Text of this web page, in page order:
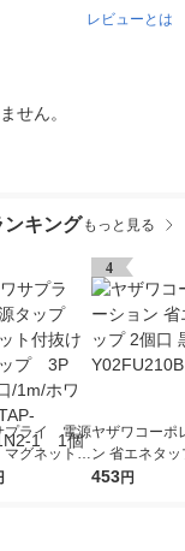
レビューとは
せん。
ンキング もっと見る
プライ 電源
グネット付
タップ 3P
4
ヤザワコーポ
ン 省エネタ
口 黒
453円